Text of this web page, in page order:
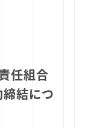
任組合
結につ